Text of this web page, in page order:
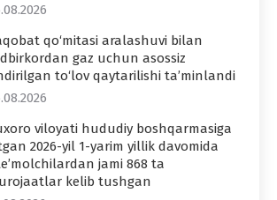
qo‘mitasi aralashuvi bilan
gaz uchun asossiz
to‘lov qaytarilishi ta’minlandi
viloyati hududiy boshqarmasiga
2026-yil 1-yarim yillik davomida
jami 868 ta
kelib tushgan